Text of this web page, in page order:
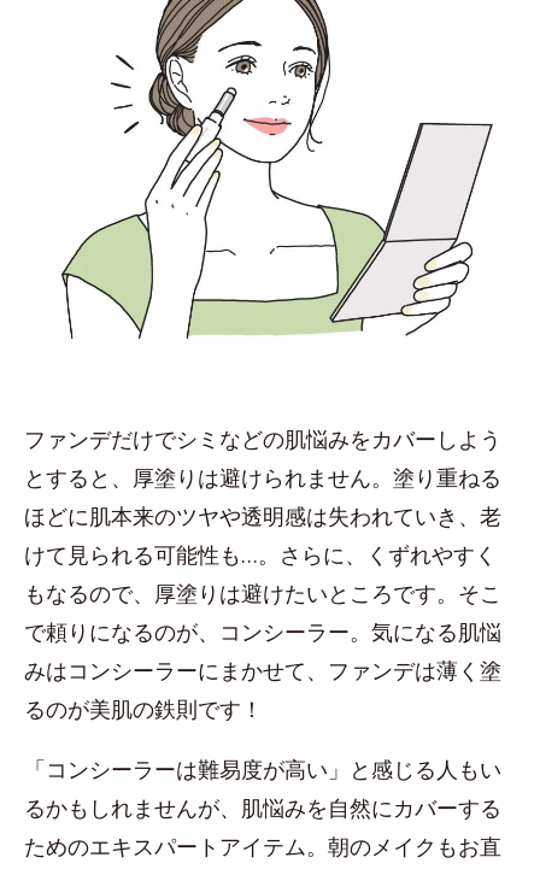
ファンデだけでシミなどの肌悩みをカバーしよう
とすると、厚塗りは避けられません。塗り重ねる
ほどに肌本来のツヤや透明感は失われていき、老
けて見られる可能性も…。さらに、くずれやすく
もなるので、厚塗りは避けたいところです。そこ
で頼りになるのが、コンシーラー。気になる肌悩
みはコンシーラーにまかせて、ファンデは薄く塗
るのが美肌の鉄則です！
「コンシーラーは難易度が高い」と感じる人もい
るかもしれませんが、肌悩みを自然にカバーする
ためのエキスパートアイテム。朝のメイクもお直